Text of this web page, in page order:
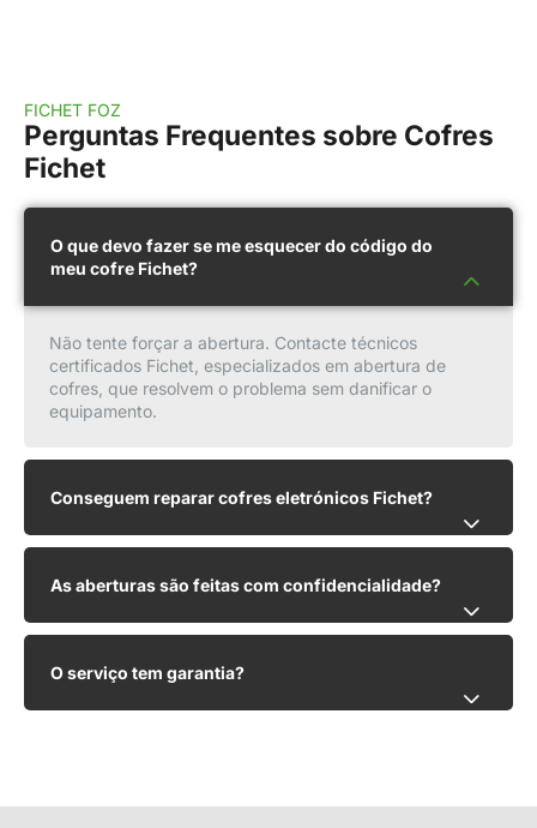
FICHET FOZ
Perguntas Frequentes sobre Cofres
Fichet
O que devo fazer se me esquecer do código do
meu cofre Fichet?
Não tente forçar a abertura. Contacte técnicos
certificados Fichet, especializados em abertura de
cofres, que resolvem o problema sem danificar o
equipamento.
Conseguem reparar cofres eletrónicos Fichet?
As aberturas são feitas com confidencialidade?
O serviço tem garantia?